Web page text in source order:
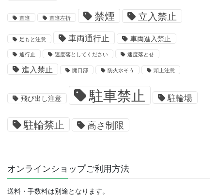
直進 直進左折 禁煙 立入禁止
足もと注意 車両通行止 車両進入禁止
通行止 速度落としてください 速度落とせ
進入禁止 開口部 防火水そう 頭上注意
飛び出し注意 駐車禁止 駐輪場
駐輪禁止 高さ制限
オンラインショップご利用方法
送料・手数料は別途となります。